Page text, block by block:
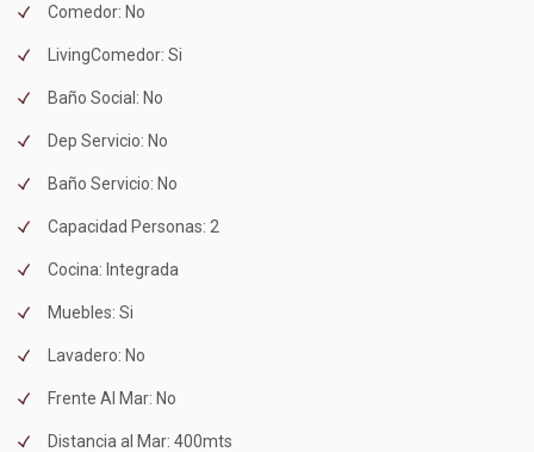
Comedor: No
LivingComedor: Si
Baño Social: No
Dep Servicio: No
Baño Servicio: No
Capacidad Personas: 2
Cocina: Integrada
Muebles: Si
Lavadero: No
Frente Al Mar: No
Distancia al Mar: 400mts